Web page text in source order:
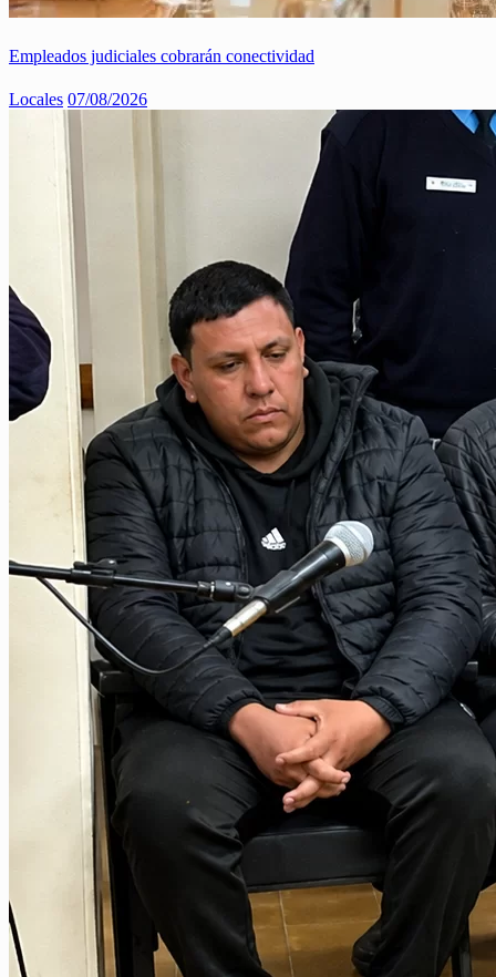
Empleados judiciales cobrarán conectividad
Locales 07/08/2026